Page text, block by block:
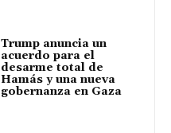
Trump anuncia un
acuerdo para el
desarme total de
Hamás y una nueva
gobernanza en Gaza